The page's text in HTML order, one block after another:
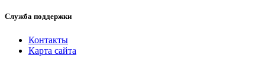
Служба поддержки
Контакты
Карта сайта